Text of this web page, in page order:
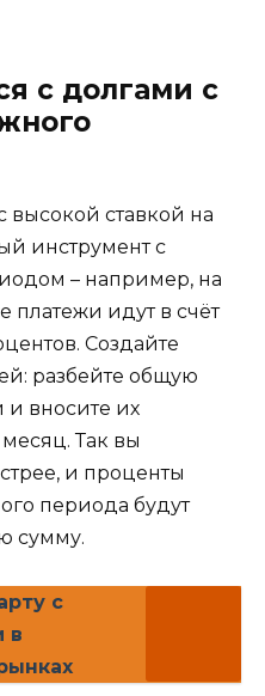
с долгами с
высокой ставкой на
инструмент с
– например, на
платежи идут в счёт
Создайте
разбейте общую
и вносите их
Так вы
и проценты
периода будут
сумму.
с
в